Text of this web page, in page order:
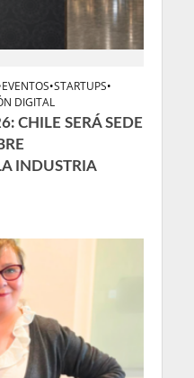
EVENTOS•STARTUPS•
DIGITAL
CHILE SERÁ SEDE
INDUSTRIA